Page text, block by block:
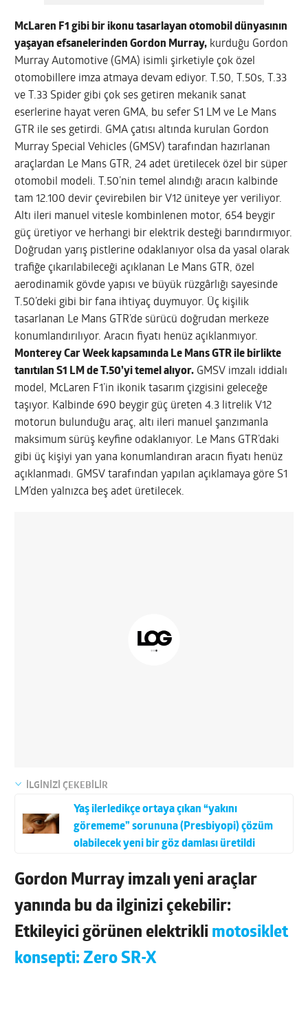
McLaren F1 gibi bir ikonu tasarlayan otomobil dünyasının
yaşayan efsanelerinden Gordon Murray, kurduğu Gordon
Murray Automotive (GMA) isimli şirketiyle çok özel
otomobillere imza atmaya devam ediyor. T.50, T.50s, T.33
ve T.33 Spider gibi çok ses getiren mekanik sanat
eserlerine hayat veren GMA, bu sefer S1 LM ve Le Mans
GTR ile ses getirdi. GMA çatısı altında kurulan Gordon
Murray Special Vehicles (GMSV) tarafından hazırlanan
araçlardan Le Mans GTR, 24 adet üretilecek özel bir süper
otomobil modeli. T.50’nin temel alındığı aracın kalbinde
tam 12.100 devir çevirebilen bir V12 üniteye yer veriliyor.
Altı ileri manuel vitesle kombinlenen motor, 654 beygir
güç üretiyor ve herhangi bir elektrik desteği barındırmıyor.
Doğrudan yarış pistlerine odaklanıyor olsa da yasal olarak
trafiğe çıkarılabileceği açıklanan Le Mans GTR, özel
aerodinamik gövde yapısı ve büyük rüzgârlığı sayesinde
T.50’deki gibi bir fana ihtiyaç duymuyor. Üç kişilik
tasarlanan Le Mans GTR’de sürücü doğrudan merkeze
konumlandırılıyor. Aracın fiyatı henüz açıklanmıyor.
Monterey Car Week kapsamında Le Mans GTR ile birlikte
tanıtılan S1 LM de T.50’yi temel alıyor. GMSV imzalı iddialı
model, McLaren F1’in ikonik tasarım çizgisini geleceğe
taşıyor. Kalbinde 690 beygir güç üreten 4.3 litrelik V12
motorun bulunduğu araç, altı ileri manuel şanzımanla
maksimum sürüş keyfine odaklanıyor. Le Mans GTR’daki
gibi üç kişiyi yan yana konumlandıran aracın fiyatı henüz
açıklanmadı. GMSV tarafından yapılan açıklamaya göre S1
LM’den yalnızca beş adet üretilecek.
İLGİNİZİ ÇEKEBİLİR
Yaş ilerledikçe ortaya çıkan “yakını
görememe” sorununa (Presbiyopi) çözüm
olabilecek yeni bir göz damlası üretildi
Gordon Murray imzalı yeni araçlar
yanında bu da ilginizi çekebilir:
Etkileyici görünen elektrikli motosiklet
konsepti: Zero SR-X